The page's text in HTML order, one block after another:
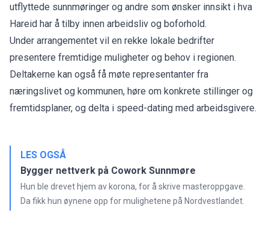
utflyttede sunnmøringer og andre som ønsker innsikt i hva
Hareid har å tilby innen arbeidsliv og boforhold.
Under arrangementet vil en rekke lokale bedrifter
presentere fremtidige muligheter og behov i regionen.
Deltakerne kan også få møte representanter fra
næringslivet og kommunen, høre om konkrete stillinger og
fremtidsplaner, og delta i speed-dating med arbeidsgivere.
LES OGSÅ
Bygger nettverk på Cowork Sunnmøre
Hun ble drevet hjem av korona, for å skrive masteroppgave.
Da fikk hun øynene opp for mulighetene på Nordvestlandet.